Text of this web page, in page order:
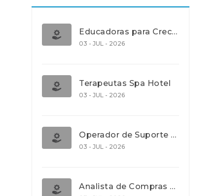
Educadoras para Creche e J.I., Lisboa
03 - JUL - 2026
Terapeutas Spa Hotel
03 - JUL - 2026
Operador de Suporte Operacional
03 - JUL - 2026
Analista de Compras e Contratos (Banca)